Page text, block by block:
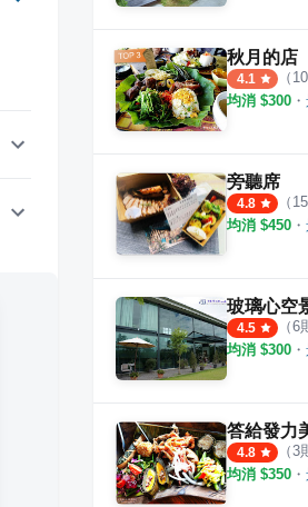
秋月的店
4.1 （ 10
均消 $300 ・
旁聽席
4.8 （ 15
均消 $450 ・
玻璃心空
4.5 （6
均消 $300 ・
答給發力
4.8 （3
均消 $350 ・